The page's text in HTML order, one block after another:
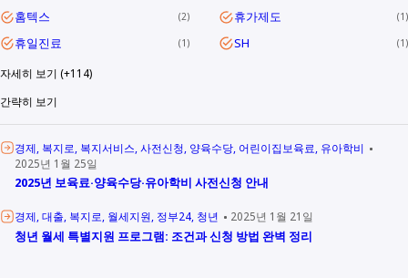
홈텍스 2 휴가제도 1
휴일진료 1 SH 1
자세히 보기 (+114)
간략히 보기
경제 복지로 복지서비스 사전신청 양육수당 어린이집보육료 유아학비
2025년 1월 25일
2025년 보육료·양육수당·유아학비 사전신청 안내
경제 대출 복지로 월세지원 정부24 청년 2025년 1월 21일
청년 월세 특별지원 프로그램: 조건과 신청 방법 완벽 정리